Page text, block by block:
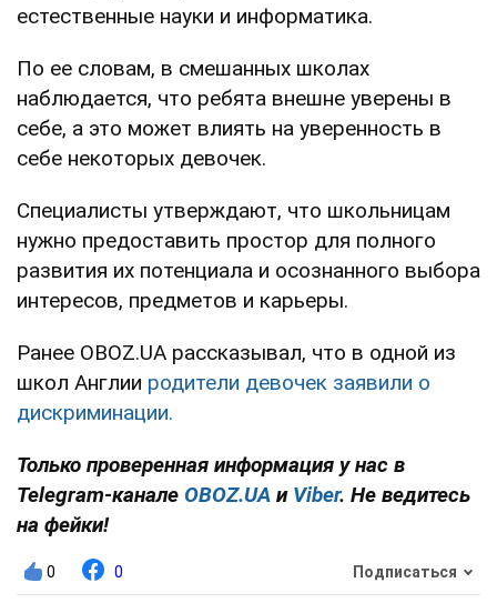
естественные науки и информатика.
По ее словам, в смешанных школах
наблюдается, что ребята внешне уверены в
себе, а это может влиять на уверенность в
себе некоторых девочек.
Специалисты утверждают, что школьницам
нужно предоставить простор для полного
развития их потенциала и осознанного выбора
интересов, предметов и карьеры.
Ранее OBOZ.UA рассказывал, что в одной из
школ Англии родители девочек заявили о
дискриминации.
Только проверенная информация у нас в
Telegram-канале OBOZ.UA и Viber. Не ведитесь
на фейки!
0 0 Подписаться